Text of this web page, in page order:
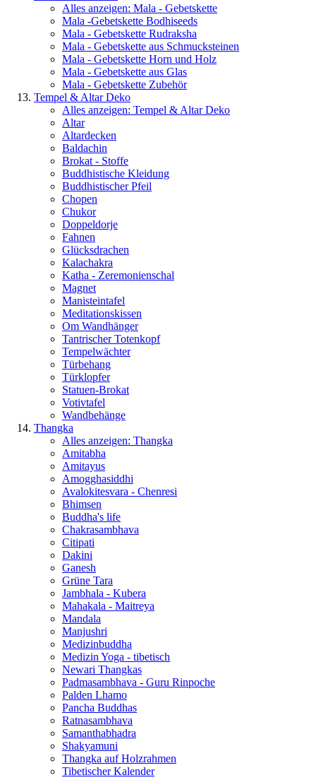
Alles anzeigen: Mala - Gebetskette
Mala -Gebetskette Bodhiseeds
Mala - Gebetskette Rudraksha
Mala - Gebetskette aus Schmucksteinen
Mala - Gebetskette Horn und Holz
Mala - Gebetskette aus Glas
Mala - Gebetskette Zubehör
Tempel & Altar Deko
Alles anzeigen: Tempel & Altar Deko
Altar
Altardecken
Baldachin
Brokat - Stoffe
Buddhistische Kleidung
Buddhistischer Pfeil
Chopen
Chukor
Doppeldorje
Fahnen
Glücksdrachen
Kalachakra
Katha - Zeremonienschal
Magnet
Manisteintafel
Meditationskissen
Om Wandhänger
Tantrischer Totenkopf
Tempelwächter
Türbehang
Türklopfer
Statuen-Brokat
Votivtafel
Wandbehänge
Thangka
Alles anzeigen: Thangka
Amitabha
Amitayus
Amogghasiddhi
Avalokitesvara - Chenresi
Bhimsen
Buddha's life
Chakrasambhava
Citipati
Dakini
Ganesh
Grüne Tara
Jambhala - Kubera
Mahakala - Maitreya
Mandala
Manjushri
Medizinbuddha
Medizin Yoga - tibetisch
Newari Thangkas
Padmasambhava - Guru Rinpoche
Palden Lhamo
Pancha Buddhas
Ratnasambhava
Samanthabhadra
Shakyamuni
Thangka auf Holzrahmen
Tibetischer Kalender